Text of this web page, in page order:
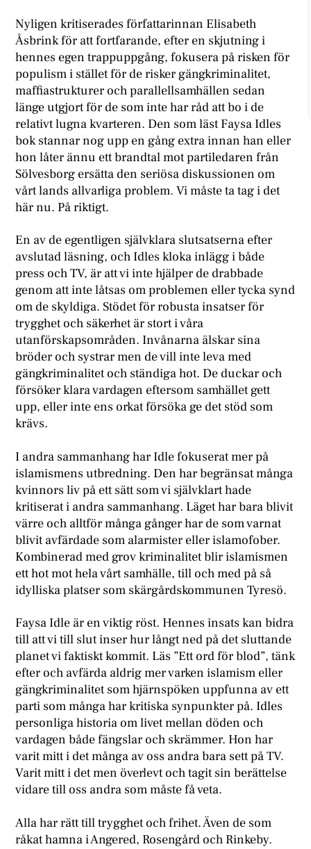
Nyligen kritiserades författarinnan Elisabeth
Åsbrink för att fortfarande, efter en skjutning i
hennes egen trappuppgång, fokusera på risken för
populism i stället för de risker gängkriminalitet,
maffiastrukturer och parallellsamhällen sedan
länge utgjort för de som inte har råd att bo i de
relativt lugna kvarteren. Den som läst Faysa Idles
bok stannar nog upp en gång extra innan han eller
hon låter ännu ett brandtal mot partiledaren från
Sölvesborg ersätta den seriösa diskussionen om
vårt lands allvarliga problem. Vi måste ta tag i det
här nu. På riktigt.
En av de egentligen självklara slutsatserna efter
avslutad läsning, och Idles kloka inlägg i både
press och TV, är att vi inte hjälper de drabbade
genom att inte låtsas om problemen eller tycka synd
om de skyldiga. Stödet för robusta insatser för
trygghet och säkerhet är stort i våra
utanförskapsområden. Invånarna älskar sina
bröder och systrar men de vill inte leva med
gängkriminalitet och ständiga hot. De duckar och
försöker klara vardagen eftersom samhället gett
upp, eller inte ens orkat försöka ge det stöd som
krävs.
I andra sammanhang har Idle fokuserat mer på
islamismens utbredning. Den har begränsat många
kvinnors liv på ett sätt som vi självklart hade
kritiserat i andra sammanhang. Läget har bara blivit
värre och alltför många gånger har de som varnat
blivit avfärdade som alarmister eller islamofober.
Kombinerad med grov kriminalitet blir islamismen
ett hot mot hela vårt samhälle, till och med på så
idylliska platser som skärgårdskommunen Tyresö.
Faysa Idle är en viktig röst. Hennes insats kan bidra
till att vi till slut inser hur långt ned på det sluttande
planet vi faktiskt kommit. Läs ”Ett ord för blod”, tänk
efter och avfärda aldrig mer varken islamism eller
gängkriminalitet som hjärnspöken uppfunna av ett
parti som många har kritiska synpunkter på. Idles
personliga historia om livet mellan döden och
vardagen både fängslar och skrämmer. Hon har
varit mitt i det många av oss andra bara sett på TV.
Varit mitt i det men överlevt och tagit sin berättelse
vidare till oss andra som måste få veta.
Alla har rätt till trygghet och frihet. Även de som
råkat hamna i Angered, Rosengård och Rinkeby.